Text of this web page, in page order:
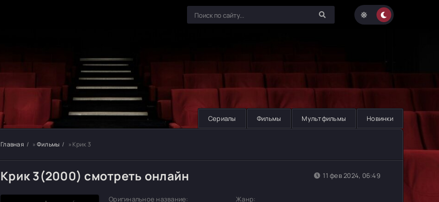
Сериалы Фильмы Мультфильмы Новинки
Главная » Фильмы » Крик 3
Крик 3(2000) смотреть онлайн
Оригинальное название:
11 фев 2024, 06:49
Жанр: